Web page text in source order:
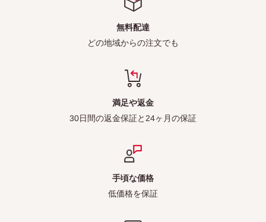
無料配達
どの地域からの注文でも
満足や返金
30日間の返金保証と24ヶ月の保証
手頃な価格
低価格を保証